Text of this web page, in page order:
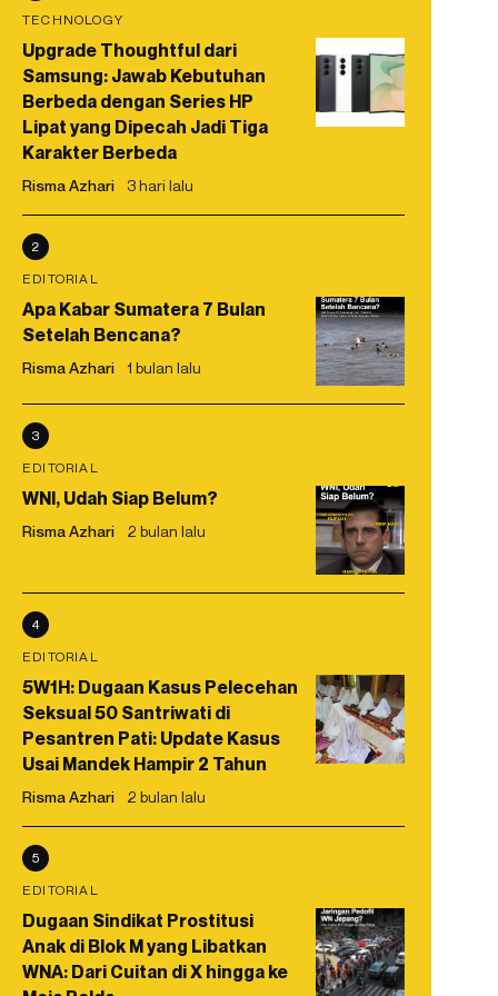
TECHNOLOGY
Upgrade Thoughtful dari
Samsung: Jawab Kebutuhan
Berbeda dengan Series HP
Lipat yang Dipecah Jadi Tiga
Karakter Berbeda
Risma Azhari 3 hari lalu
2
EDITORIAL
Apa Kabar Sumatera 7 Bulan
Setelah Bencana?
Risma Azhari 1 bulan lalu
3
EDITORIAL
WNI, Udah Siap Belum?
Risma Azhari 2 bulan lalu
4
EDITORIAL
5W1H: Dugaan Kasus Pelecehan
Seksual 50 Santriwati di
Pesantren Pati: Update Kasus
Usai Mandek Hampir 2 Tahun
Risma Azhari 2 bulan lalu
5
EDITORIAL
Dugaan Sindikat Prostitusi
Anak di Blok M yang Libatkan
WNA: Dari Cuitan di X hingga ke